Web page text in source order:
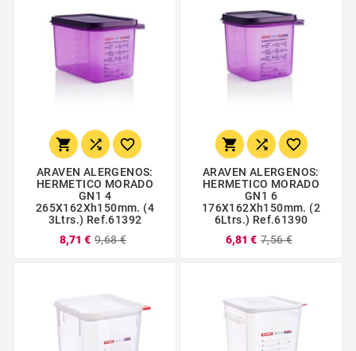
  
ARAVEN ALERGENOS:
HERMETICO MORADO
GN1 4
265X162Xh150mm. (4
3Ltrs.) Ref.61392
8,71 € 9,68 €
  
ARAVEN ALERGENOS:
HERMETICO MORADO
GN1 6
176X162Xh150mm. (2
6Ltrs.) Ref.61390
6,81 € 7,56 €